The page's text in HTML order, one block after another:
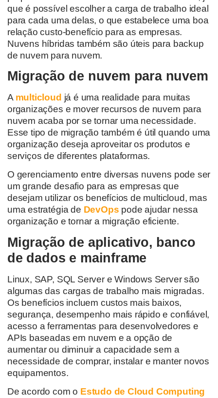
que é possível escolher a carga de trabalho ideal
para cada uma delas, o que estabelece uma boa
relação custo-benefício para as empresas.
Nuvens híbridas também são úteis para backup
de nuvem para nuvem.
Migração de nuvem para nuvem
A multicloud já é uma realidade para muitas
organizações e mover recursos de nuvem para
nuvem acaba por se tornar uma necessidade.
Esse tipo de migração também é útil quando uma
organização deseja aproveitar os produtos e
serviços de diferentes plataformas.
O gerenciamento entre diversas nuvens pode ser
um grande desafio para as empresas que
desejam utilizar os benefícios de multicloud, mas
uma estratégia de DevOps pode ajudar nessa
organização e tornar a migração eficiente.
Migração de aplicativo, banco
de dados e mainframe
Linux, SAP, SQL Server e Windows Server são
algumas das cargas de trabalho mais migradas.
Os benefícios incluem custos mais baixos,
segurança, desempenho mais rápido e confiável,
acesso a ferramentas para desenvolvedores e
APIs baseadas em nuvem e a opção de
aumentar ou diminuir a capacidade sem a
necessidade de comprar, instalar e manter novos
equipamentos.
De acordo com o Estudo de Cloud Computing